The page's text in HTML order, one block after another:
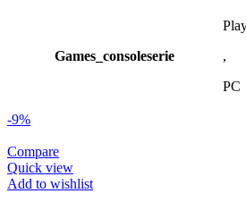
Games_consoleserie
,
PC
-9%
Compare
Quick view
Add to wishlist